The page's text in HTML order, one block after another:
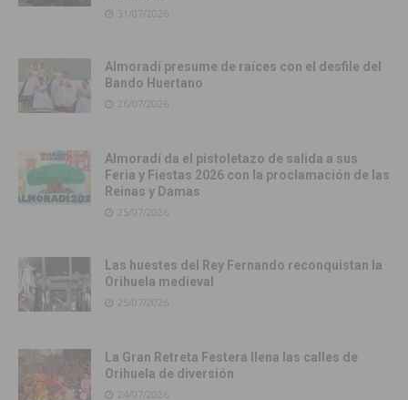
31/07/2026
Almoradí presume de raíces con el desfile del
Bando Huertano
26/07/2026
Almoradí da el pistoletazo de salida a sus
Feria y Fiestas 2026 con la proclamación de las
Reinas y Damas
25/07/2026
Las huestes del Rey Fernando reconquistan la
Orihuela medieval
25/07/2026
La Gran Retreta Festera llena las calles de
Orihuela de diversión
24/07/2026